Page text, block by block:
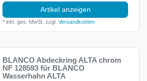
Artikel anzeigen
*inkl. ges. MwSt. zzgl.Versandkosten
BLANCO Abdeckring ALTA chrom
NF 128593 für BLANCO
Wasserhahn ALTA